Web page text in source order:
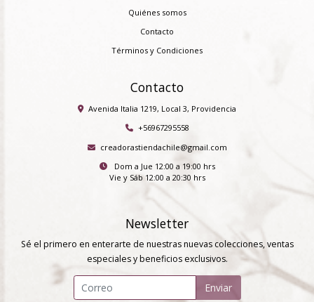
Quiénes somos
Contacto
Términos y Condiciones
Contacto
Avenida Italia 1219, Local 3, Providencia
+56967295558
creadorastiendachile@gmail.com
Dom a Jue 12:00 a 19:00 hrs
Vie y Sáb 12:00 a 20:30 hrs
Newsletter
Sé el primero en enterarte de nuestras nuevas colecciones, ventas
especiales y beneficios exclusivos.
Enviar